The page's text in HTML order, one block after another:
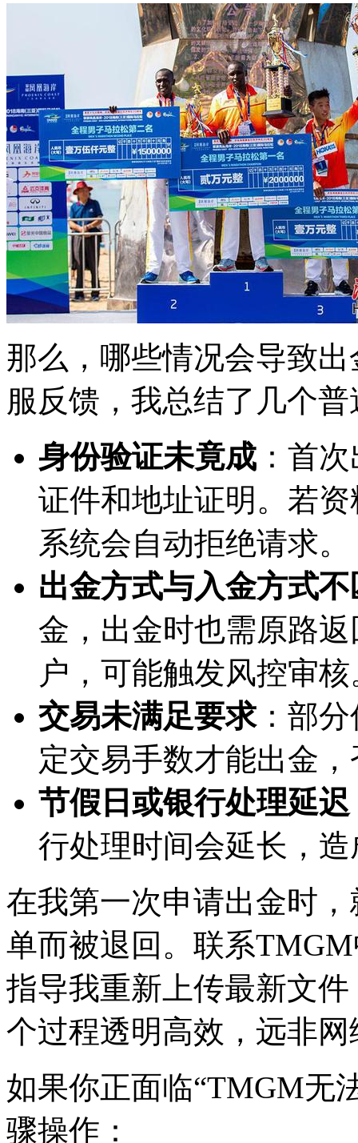
那么，哪些情况会导致
服反馈，我总结了几个
身份验证未竟成 ：首
证件和地址证明。若
系统会自动拒绝请求。
出金方式与入金方式不
金，出金时也需原路
户，可能触发风控审核
交易未满足要求：部
定交易手数才能出金
节假日或银行处理延迟
行处理时间会延长，
在我第一次申请出金时
单而被退回。联系
指导我重新上传最新文
个过程透明高效，远非网
如果你正面临“TMGM无
骤操作：